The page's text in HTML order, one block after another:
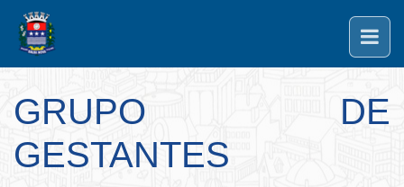
GRUPO DE
GESTANTES